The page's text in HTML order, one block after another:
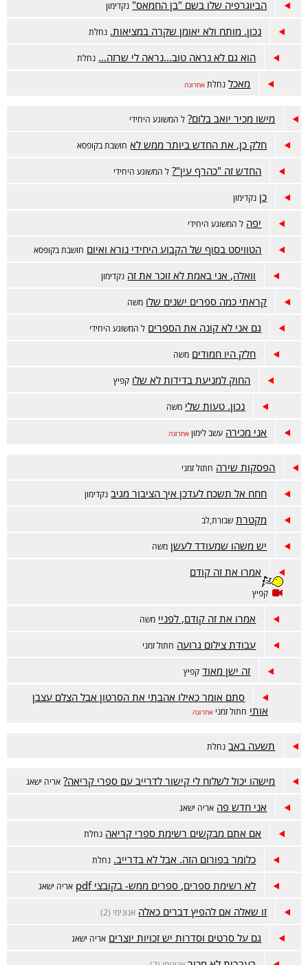
הביוגרפיה שלו בשם "בן החמאס" נקדימון
נכון. מותח ולא יאומן שקרה במציאות. נחלת
הוא גם לא נראה טוב...נראה לי שרזה... נחלת
מאכל נחלת אחרונה
מישו מכיר יואב בלום? ל המשוגע היחידי
חלק כן, את החדש ביותר ממש לא חושבת בקופסא
החדש זה "כהרף עין"? ל המשוגע היחידי
כן נקדימון
יפה ל המשוגע היחידי
הטוויסט בסוף של הקבוע היחידי נורא ואיום חושבת בקופסא
וואלה, אני באמת לא זוכר את זה נקדימון
קראתי כמה ספרים ישנים שלו משה
גם אני לא קונה את הספרים ל המשוגע היחידי
חלק היו חמודים משה
החוק למניעת בדידות לא שלו קפיץ
נכון. טעות שלי משה
אני מכירה עשב לימון אחרונה
הפסקות שירה חתול זמני
חחח אל תשכח לעדכן איך הציבור מגיב נקדימון
מקטרת שבורת,לב
יש משהו שמעודד לעשן משה
אמרו את זה קודם
קפיץ
אמרו את זה קודם, לפניי משה
עבודת צילום גרועה חתול זמני
זה ישן מאוד קפיץ
סתם אומר כאילו אהבתי את הסרטון אבל הצלם עצבן
אותי חתול זמני אחרונה
תשעה באב נחלת
מישהו יכול לשלוח לי קישור לדרייב עם ספרי קריאה? אריה ישאג
אני חדש פה אריה ישאג
אם אתם מבקשים רשימת ספרי קריאה נחלת
כלומר בפורום הזה. אבל לא בדרייב. נחלת
לא רשימת ספרים, ספרים ממש- בקובצי pdf אריה ישאג
זו שאלה אם להפיץ דברים כאלה אנונימי (2)
גם על סרטים וסדרות יש זכויות יוצרים אריה ישאג